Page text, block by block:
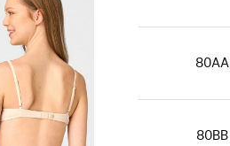
80AA
80BB